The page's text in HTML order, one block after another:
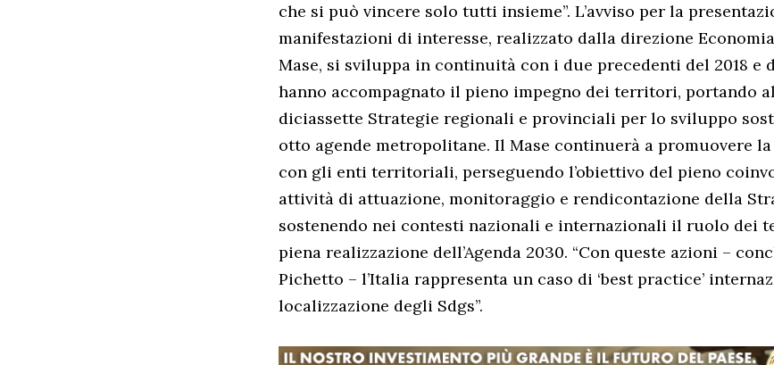
che si può vincere solo tutti insieme”. L’avviso per la
manifestazioni di interesse, realizzato dalla direzione
Mase, si sviluppa in continuità con i due precedenti del 2018 e
hanno accompagnato il pieno impegno dei territori, portando
diciassette Strategie regionali e provinciali per lo sviluppo
otto agende metropolitane. Il Mase continuerà a promuovere
con gli enti territoriali, perseguendo l’obiettivo del pieno
attività di attuazione, monitoraggio e rendicontazione della
sostenendo nei contesti nazionali e internazionali il ruolo dei
piena realizzazione dell’Agenda 2030. “Con queste azioni –
Pichetto – l’Italia rappresenta un caso di ‘best practice’
localizzazione degli Sdgs”.